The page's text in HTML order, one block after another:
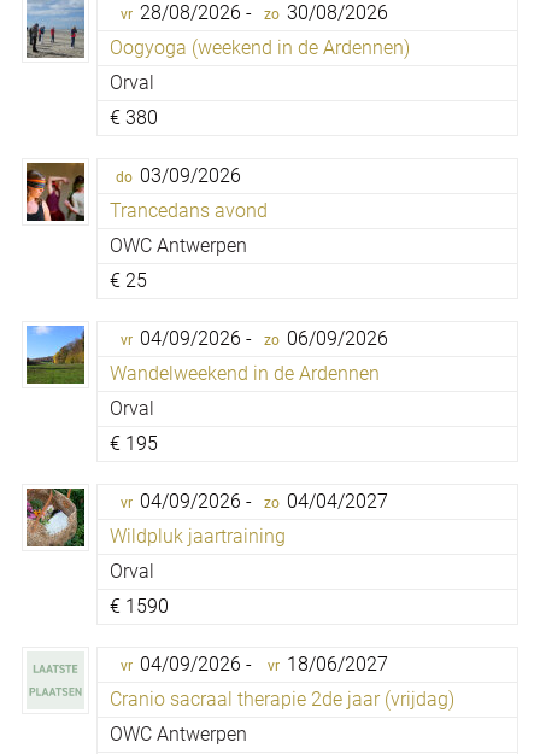
vr 28/08/2026 - zo 30/08/2026
Oogyoga (weekend in de Ardennen)
Orval
€ 380
do 03/09/2026
Trancedans avond
OWC Antwerpen
€ 25
vr 04/09/2026 - zo 06/09/2026
Wandelweekend in de Ardennen
Orval
€ 195
vr 04/09/2026 - zo 04/04/2027
Wildpluk jaartraining
Orval
€ 1590
vr 04/09/2026 - vr 18/06/2027
Cranio sacraal therapie 2de jaar (vrijdag)
OWC Antwerpen